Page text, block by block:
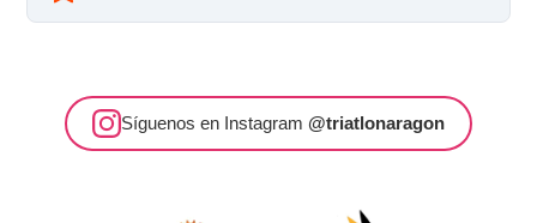
Síguenos en Instagram @triatlonaragon